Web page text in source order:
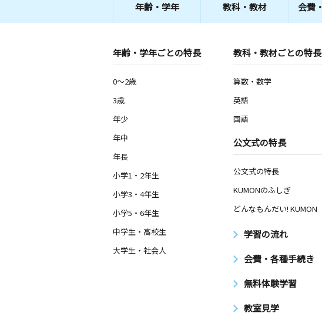
年齢・学年 教科・教材 会費・
年齢・学年ごとの特長
0～2歳
3歳
年少
年中
年長
小学1・2年生
小学3・4年生
小学5・6年生
中学生・高校生
大学生・社会人
教科・教材ごとの特長
算数・数学
英語
国語
公文式の特長
公文式の特長
KUMONのふしぎ
どんなもんだい! KUMON
学習の流れ
会費・各種手続き
無料体験学習
教室見学